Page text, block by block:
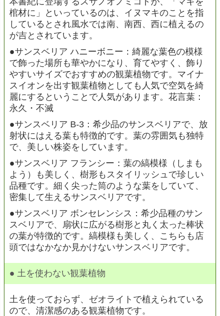
棺材に」といっているのは、イヌマキのことを指
しているとされ風水では南、南西、西に植えるの
が吉とされています。
●サンスベリア ハニーボニー：綺麗な葉色の模様
で飾った場所も華やかになり、育てやすく、飾り
やすいサイズでおすすめの観葉植物です。マイナ
スイオンを出す観葉植物としても人気で空気を綺
麗にするということで人気があります。花言葉：
永久・不滅
●サンスベリア B-3：希少品のサンスベリアで、放
射状にはえる葉も特徴的です。葉の雰囲気も独特
で、美しい株姿をしています。
●サンスベリア フランシー：葉の縞模様（しまも
よう）も美しく、樹形もスタイリッシュで珍しい
品種です。細く尖った筒のような葉をしていて、
密集して生えるサンスベリアです。
●サンスベリア ボンセレンシス：希少品種のサン
スベリアで、扇状に広がる樹形と丸く太った棒状
の葉が特徴的です。縞模様も美しく、こちらも店
頭ではなかなか見かけないサンスベリアです。
● 土を使わない観葉植物
土を使っておらず、ゼオライトで植えられている
ので、清潔感のある観葉植物です。